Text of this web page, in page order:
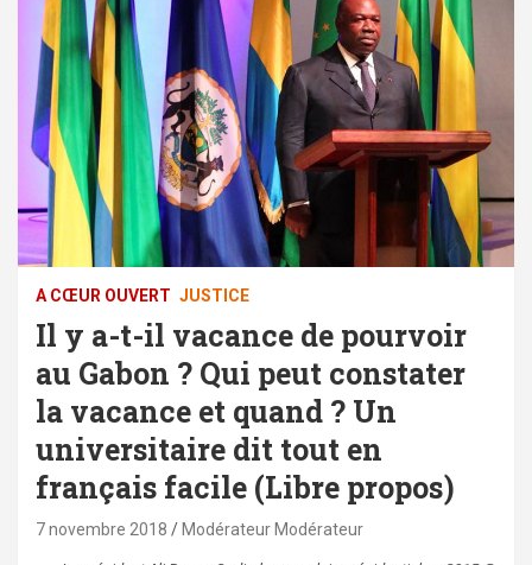
A CŒUR OUVERT JUSTICE
Il y a-t-il vacance de pourvoir
au Gabon ? Qui peut constater
la vacance et quand ? Un
universitaire dit tout en
français facile (Libre propos)
7 novembre 2018 Modérateur Modérateur